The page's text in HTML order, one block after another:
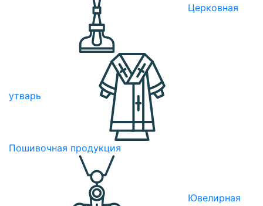
Церковная
утварь
Пошивочная продукция
Ювелирная